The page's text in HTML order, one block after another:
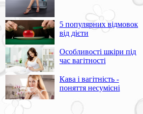
5 популярних відмовок
від дієти
Особливості шкіри під
час вагітності
Кава і вагітність -
поняття несумісні